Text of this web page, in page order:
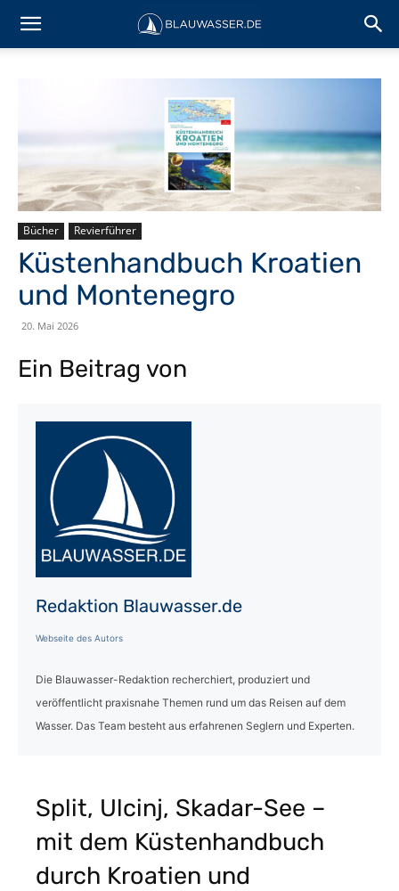
Bücher Revierführer
Küstenhandbuch Kroatien
und Montenegro
20. Mai 2026
Ein Beitrag von
Redaktion Blauwasser.de
Webseite des Autors
Die Blauwasser-Redaktion recherchiert, produziert und
veröffentlicht praxisnahe Themen rund um das Reisen auf dem
Wasser. Das Team besteht aus erfahrenen Seglern und Experten.
Split, Ulcinj, Skadar-See –
mit dem Küstenhandbuch
durch Kroatien und